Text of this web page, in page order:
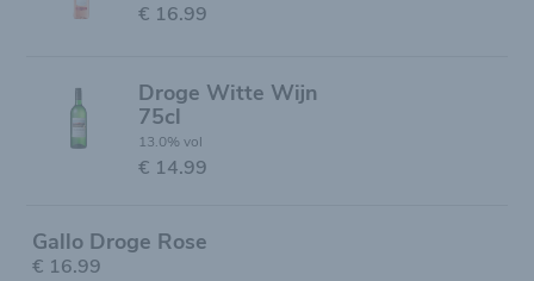
€ 16.99
Droge Witte Wijn
75cl
13.0% vol
€ 14.99
Gallo Droge Rose
€ 16.99